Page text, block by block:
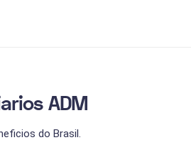
ADM
do Brasil.